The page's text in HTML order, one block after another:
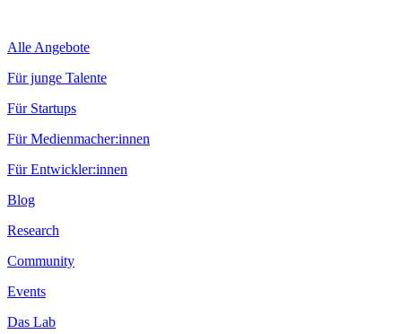
Alle Angebote
Für junge Talente
Für Startups
Für Medienmacher:innen
Für Entwickler:innen
Blog
Research
Community
Events
Das Lab